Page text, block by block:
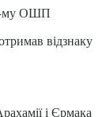
му ОШП
відзнаку
і Єрмака